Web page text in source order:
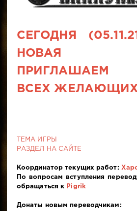
СЕГОДНЯ
НОВАЯ
ПРИГЛАШАЕМ
ВСЕХ
ТЕМА ИГРЫ
РАЗДЕЛ НА САЙТЕ
Координатор текущих работ:
По вопросам вступления
обращаться к
Pigrik
Донаты новым переводчикам: